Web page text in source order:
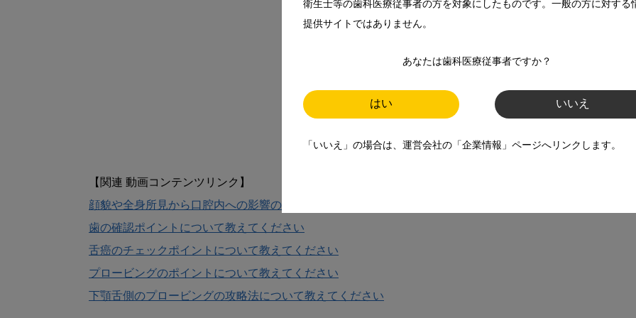
衛生士等の歯科医療従事者の方を対象にしたものです。一般の方に対する
提供サイトではありません。
あなたは歯科医療従事者ですか？
はい いいえ
「いいえ」の場合は、運営会社の「企業情報」ページへリンクします。
顔貌や全身所見から口腔内への影響の読み取り方について教えてください
歯の確認ポイントについて教えてください
舌癌のチェックポイントについて教えてください
プロービングのポイントについて教えてください
下顎舌側のプロービングの攻略法について教えてください